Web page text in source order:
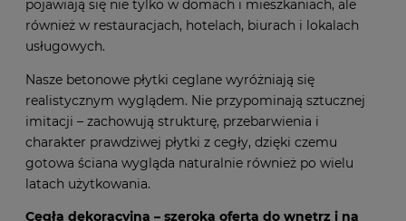
To właśnie dlatego cegły dekoracyjne coraz częściej
pojawiają się nie tylko w domach i mieszkaniach, ale
również w restauracjach, hotelach, biurach i lokalach
usługowych.
Nasze betonowe płytki ceglane wyróżniają się
realistycznym wyglądem. Nie przypominają sztucznej
imitacji – zachowują strukturę, przebarwienia i
charakter prawdziwej płytki z cegły, dzięki czemu
gotowa ściana wygląda naturalnie również po wielu
latach użytkowania.